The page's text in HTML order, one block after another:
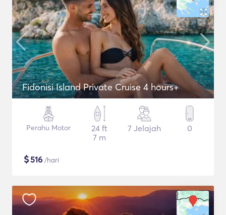
Fidonisi Island Private Cruise 4 hours+
Perahu Motor
24 ft
7 m
7 Jelajah 0
$516 /hari